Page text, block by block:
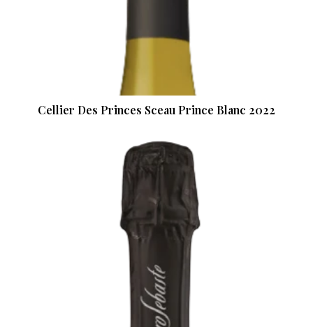
Cellier Des Princes Sceau Prince Blanc 2022